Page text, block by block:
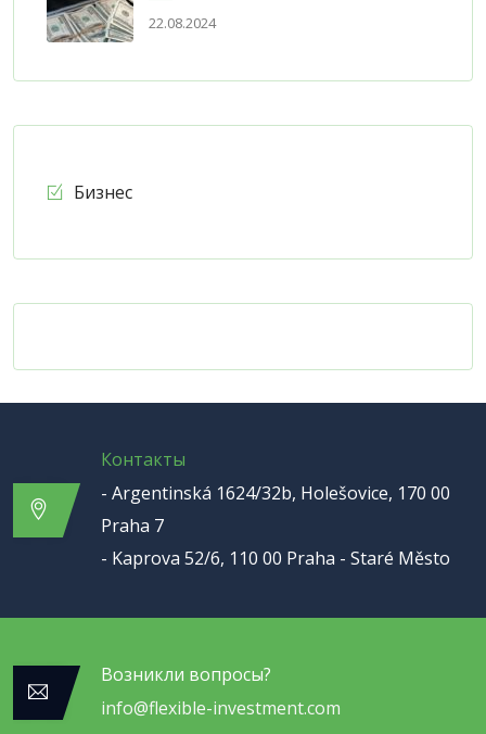
22.08.2024
Бизнес
Контакты
- Argentinská 1624/32b, Holešovice, 170 00
Praha 7
- Kaprova 52/6, 110 00 Praha - Staré Město
Возникли вопросы?
info@flexible-investment.com